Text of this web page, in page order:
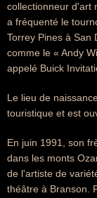
collectionneur d'art
a fréquenté le
Torrey Pines à San
comme le « Andy
appelé Buick
Le lieu de
touristique et est
En juin 1991, son
dans les monts
de l'artiste de
théâtre à Branson.